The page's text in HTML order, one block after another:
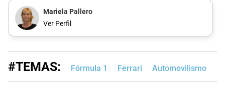
Mariela Pallero
Ver Perfil
#TEMAS: Fórmula 1 Ferrari Automovilismo